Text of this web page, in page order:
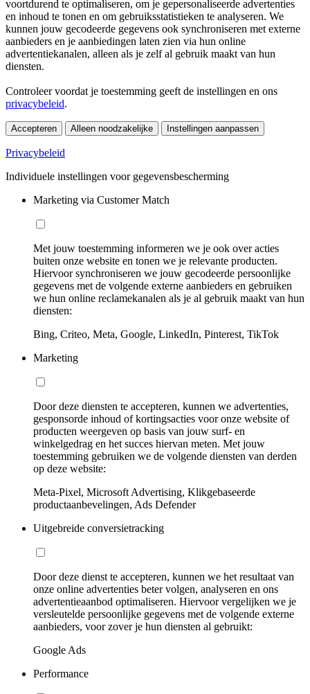
voortdurend te optimaliseren, om je gepersonaliseerde advertenties
en inhoud te tonen en om gebruiksstatistieken te analyseren. We
kunnen jouw gecodeerde gegevens ook synchroniseren met externe
aanbieders en je aanbiedingen laten zien via hun online
advertentiekanalen, alleen als je zelf al gebruik maakt van hun
diensten.
Controleer voordat je toestemming geeft de instellingen en ons
privacybeleid.
Accepteren Alleen noodzakelijke Instellingen aanpassen
Privacybeleid
Individuele instellingen voor gegevensbescherming
Marketing via Customer Match
Met jouw toestemming informeren we je ook over acties
buiten onze website en tonen we je relevante producten.
Hiervoor synchroniseren we jouw gecodeerde persoonlijke
gegevens met de volgende externe aanbieders en gebruiken
we hun online reclamekanalen als je al gebruik maakt van hun
diensten:
Bing, Criteo, Meta, Google, LinkedIn, Pinterest, TikTok
Marketing
Door deze diensten te accepteren, kunnen we advertenties,
gesponsorde inhoud of kortingsacties voor onze website of
producten weergeven op basis van jouw surf- en
winkelgedrag en het succes hiervan meten. Met jouw
toestemming gebruiken we de volgende diensten van derden
op deze website:
Meta-Pixel, Microsoft Advertising, Klikgebaseerde
productaanbevelingen, Ads Defender
Uitgebreide conversietracking
Door deze dienst te accepteren, kunnen we het resultaat van
onze online advertenties beter volgen, analyseren en ons
advertentieaanbod optimaliseren. Hiervoor vergelijken we je
versleutelde persoonlijke gegevens met de volgende externe
aanbieders, voor zover je hun diensten al gebruikt:
Google Ads
Performance